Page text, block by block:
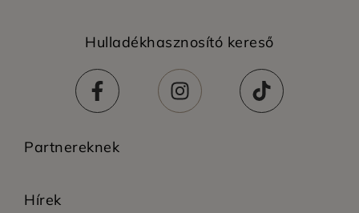
Hulladékhasznosító kereső
Partnereknek
Hírek